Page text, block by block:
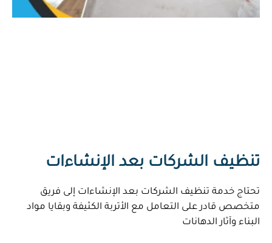
تنظيف الشركات بعد الإنشاءات
تحتاج خدمة تنظيف الشركات بعد الإنشاءات إلى فريق
متخصص قادر على التعامل مع الأتربة الكثيفة وبقايا مواد
البناء وآثار الدهانات